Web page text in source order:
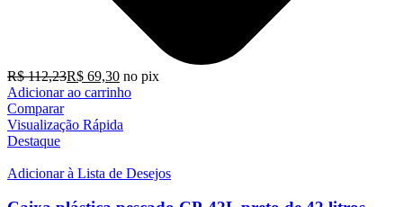
R$112,23R$ 69,30 no pix
Adicionar ao carrinho
Comparar
Visualização Rápida
Destaque
Adicionar à Lista de Desejos